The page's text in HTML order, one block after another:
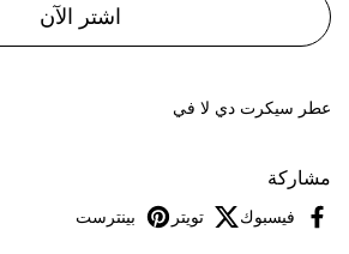
اشتر الآن
عطر سيكرت دي لا في
مشاركة
فيسبوك تويتر بينترست